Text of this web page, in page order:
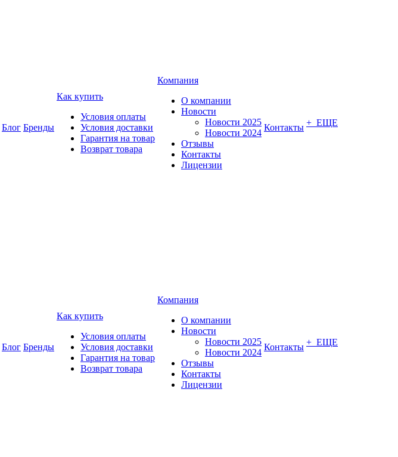
Блог Бренды
Как купить
Условия оплаты
Условия доставки
Гарантия на товар
Возврат товара
Компания
О компании
Новости
Новости 2025
Новости 2024
Отзывы
Контакты
Лицензии
Контакты + ЕЩЕ
Блог Бренды
Как купить
Условия оплаты
Условия доставки
Гарантия на товар
Возврат товара
Компания
О компании
Новости
Новости 2025
Новости 2024
Отзывы
Контакты
Лицензии
Контакты + ЕЩЕ